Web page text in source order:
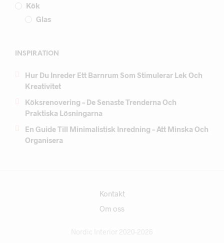
Kök
Glas
INSPIRATION
Hur Du Inreder Ett Barnrum Som Stimulerar Lek Och
Kreativitet
Köksrenovering – De Senaste Trenderna Och
Praktiska Lösningarna
En Guide Till Minimalistisk Inredning – Att Minska Och
Organisera
Kontakt
Om oss